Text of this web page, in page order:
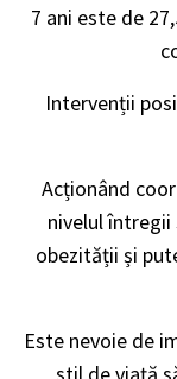
7 ani este de
Intervenții
Acționând
nivelul
obezității și
Este nevoie de